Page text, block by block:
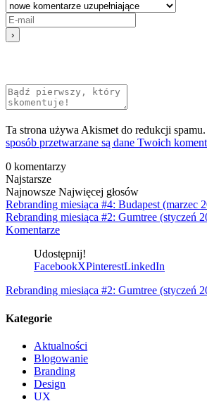
Ta strona używa Akismet do redukcji spamu.
sposób przetwarzane są dane Twoich
0 komentarzy
Najstarsze
Najnowsze Najwięcej głosów
Rebranding miesiąca #4: Budapest (marzec
Rebranding miesiąca #2: Gumtree (styczeń
Komentarze
Udostępnij!
FacebookXPinterestLinkedIn
Rebranding miesiąca #2: Gumtree (styczeń
Kategorie
Aktualności
Blogowanie
Branding
Design
UX